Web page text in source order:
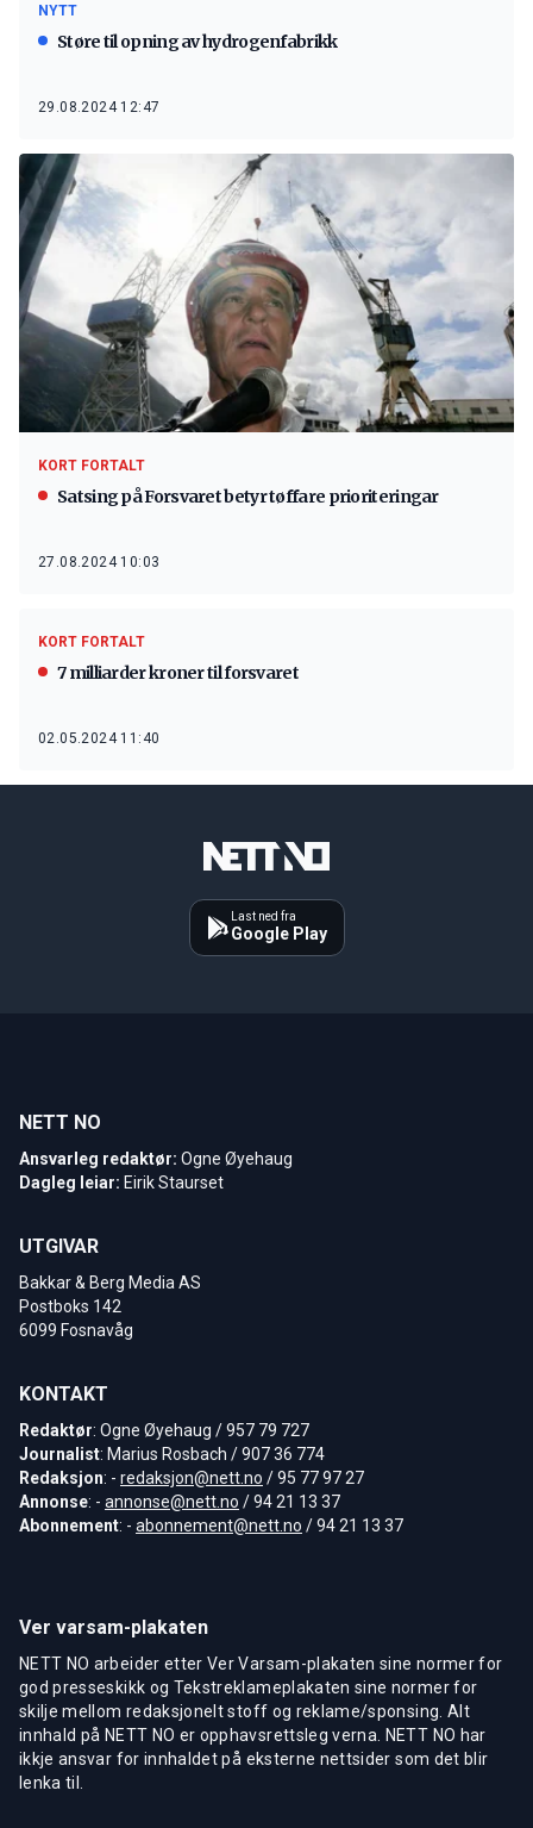
NYTT
Støre til opning av hydrogenfabrikk
29.08.2024 12:47
KORT FORTALT
Satsing på Forsvaret betyr tøffare prioriteringar
27.08.2024 10:03
KORT FORTALT
7 milliarder kroner til forsvaret
02.05.2024 11:40
Last ned fra
Google Play
NETT NO
Ansvarleg redaktør: Ogne Øyehaug
Dagleg leiar: Eirik Staurset
UTGIVAR
Bakkar & Berg Media AS
Postboks 142
6099 Fosnavåg
KONTAKT
Redaktør: Ogne Øyehaug / 957 79 727
Journalist: Marius Rosbach / 907 36 774
Redaksjon: - redaksjon@nett.no / 95 77 97 27
Annonse: - annonse@nett.no / 94 21 13 37
Abonnement: - abonnement@nett.no / 94 21 13 37
Ver varsam-plakaten
NETT NO arbeider etter Ver Varsam-plakaten sine normer for
god presseskikk og Tekstreklameplakaten sine normer for
skilje mellom redaksjonelt stoff og reklame/sponsing. Alt
innhald på NETT NO er opphavsrettsleg verna. NETT NO har
ikkje ansvar for innhaldet på eksterne nettsider som det blir
lenka til.